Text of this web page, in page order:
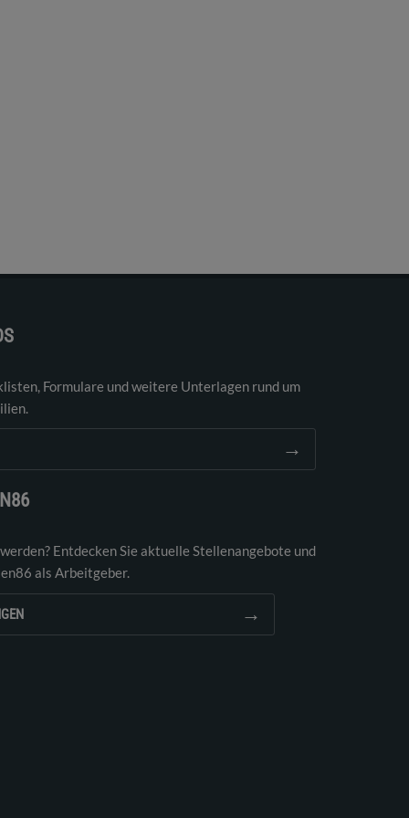
Formulare und weitere Unterlagen rund um
→
Entdecken Sie aktuelle Stellenangebote und
als Arbeitgeber.
→